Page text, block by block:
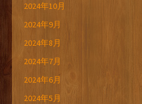
2024年10月
2024年9月
2024年8月
2024年7月
2024年6月
2024年5月